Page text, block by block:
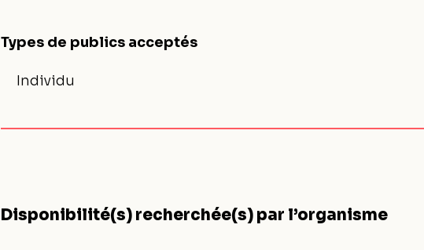
Types de publics acceptés
Individu
Disponibilité(s) recherchée(s) par l’organisme